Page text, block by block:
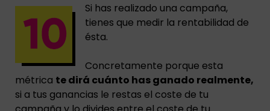
Si has realizado una campaña,
tienes que medir la rentabilidad de
ésta.
Concretamente porque esta
métrica te dirá cuánto has ganado realmente,
si a tus ganancias le restas el coste de tu